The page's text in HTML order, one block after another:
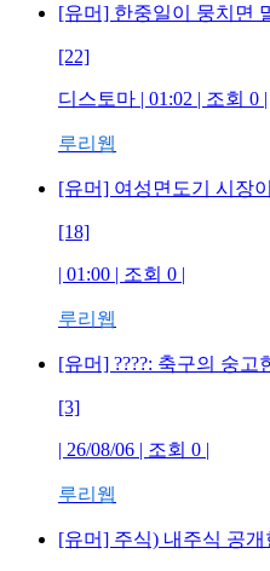
[유머] 한중일이 뭉치면
[22]
디스토마 | 01:02 | 조회 0 |
루리웹
[유머] 여성면도기 시장
[18]
| 01:00 | 조회 0 |
루리웹
[유머] ????: 축구의 숭
[3]
| 26/08/06 | 조회 0 |
루리웹
[유머] 주식) 내주식 공개